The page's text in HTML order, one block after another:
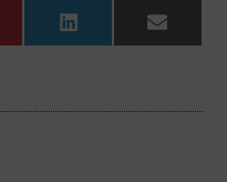
LinkedInEmail